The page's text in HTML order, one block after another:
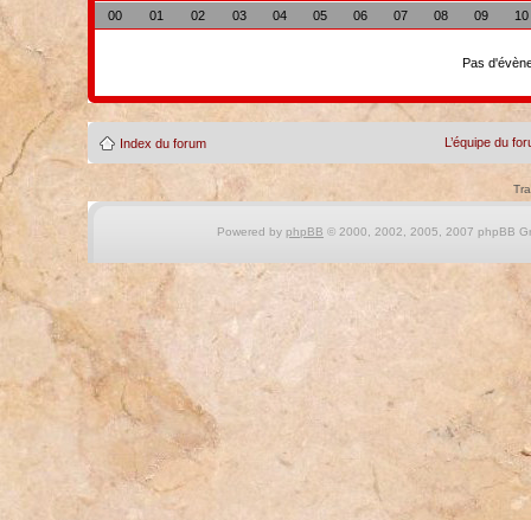
00 01 02 03 04 05 06 07 08 09 10
Pas
Index du forum L’équipe du
Powered by phpBB © 2000, 2002, 2005, 2007 phpBB